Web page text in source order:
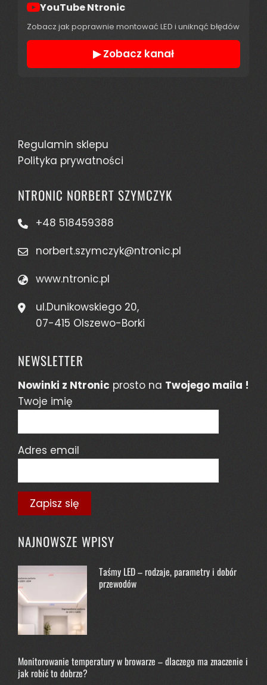
YouTube Ntronic
Zobacz jak poprawnie montować LED i uniknąć błędów
▶ Zobacz kanał
Regulamin sklepu
Polityka prywatności
NTRONIC NORBERT SZYMCZYK
+48 518459388
norbert.szymczyk@ntronic.pl
www.ntronic.pl
ul.Dunikowskiego 20,
07-415 Olszewo-Borki
NEWSLETTER
Nowinki z Ntronic prosto na Twojego maila !
Twoje imię
Adres email
NAJNOWSZE WPISY
Taśmy LED – rodzaje, parametry i dobór
przewodów
Monitorowanie temperatury w browarze – dlaczego ma znaczenie i
jak robić to dobrze?